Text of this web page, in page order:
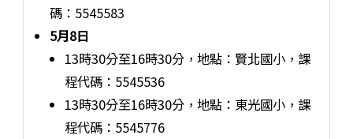
碼：5545583
5月8日
13時30分至16時30分，地點：賢北國小，課
程代碼：5545536
13時30分至16時30分，地點：東光國小，課
程代碼：5545776